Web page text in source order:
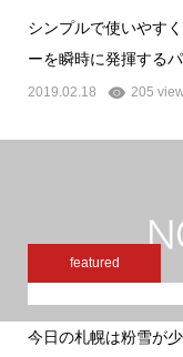
シンプルで使いやす
ーを瞬時に発揮する
2019.02.18 205
featured
今日の札幌は粉雪が